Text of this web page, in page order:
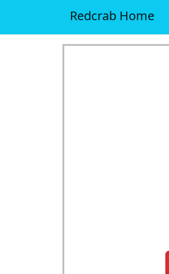
Redcrab Home